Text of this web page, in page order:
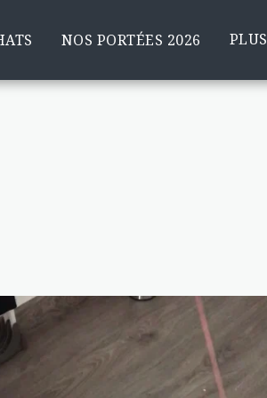
NOS PORTÉES 2026 PLUS